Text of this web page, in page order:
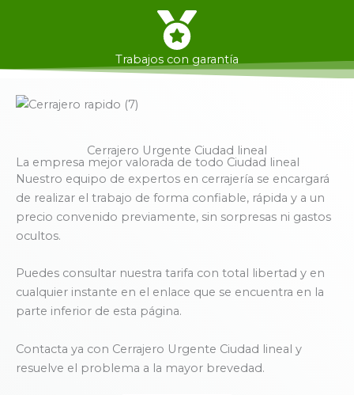
Trabajos con garantía
Cerrajero Urgente Ciudad lineal
La empresa mejor valorada de todo Ciudad lineal
Nuestro equipo de expertos en cerrajería se encargará
de realizar el trabajo de forma confiable, rápida y a un
precio convenido previamente, sin sorpresas ni gastos
ocultos.
Puedes consultar nuestra tarifa con total libertad y en
cualquier instante en el enlace que se encuentra en la
parte inferior de esta página.
Contacta ya con Cerrajero Urgente Ciudad lineal y
resuelve el problema a la mayor brevedad.